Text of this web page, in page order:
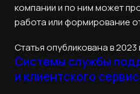
компании и по ним может
работа или формирование
Статья опубликована в 2023
Системы службы
и клиентского